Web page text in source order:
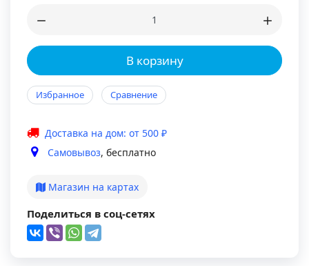
В корзину
Избранное Сравнение
Доставка на дом: от 500 ₽
Самовывоз, бесплатно
Магазин на картах
Поделиться в соц-сетях